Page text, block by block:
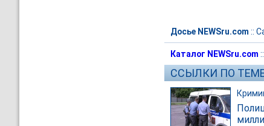
Досье NEWSru.com ::
Каталог NEWSru.com ::
ССЫЛКИ ПО